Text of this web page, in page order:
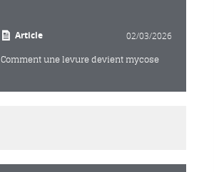
Article 02/03/2026
Comment une levure devient mycose